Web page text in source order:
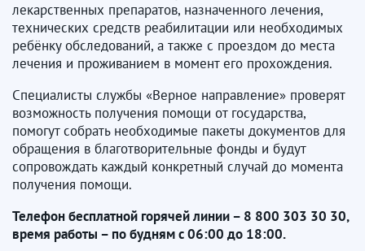
лекарственных препаратов, назначенного лечения,
технических средств реабилитации или необходимых
ребёнку обследований, а также с проездом до места
лечения и проживанием в момент его прохождения.
Специалисты службы «Верное направление» проверят
возможность получения помощи от государства,
помогут собрать необходимые пакеты документов для
обращения в благотворительные фонды и будут
сопровождать каждый конкретный случай до момента
получения помощи.
Телефон бесплатной горячей линии – 8 800 303 30 30,
время работы – по будням с 06:00 до 18:00.